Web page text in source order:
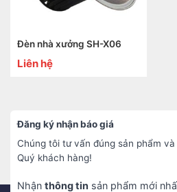
Đèn nhà xưởng SH-X06
Liên hệ
Đăng ký nhận báo giá
Chúng tôi tư vấn đúng sản phẩm
Quý khách hàng!
Nhận thông tin sản phẩm mới